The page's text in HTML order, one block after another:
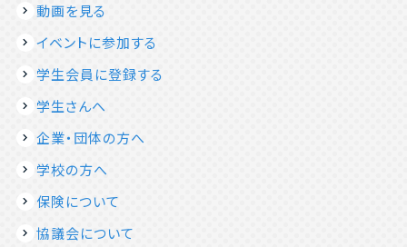
動画を見る
イベントに参加する
学生会員に登録する
学生さんへ
企業・団体の方へ
学校の方へ
保険について
協議会について